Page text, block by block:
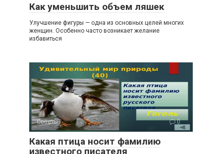
Как уменьшить объем ляшек
Улучшение фигуры — одна из основных целей многих
женщин. Особенно часто возникает желание
избавиться
Советы 0
Какая птица носит фамилию
известного писателя